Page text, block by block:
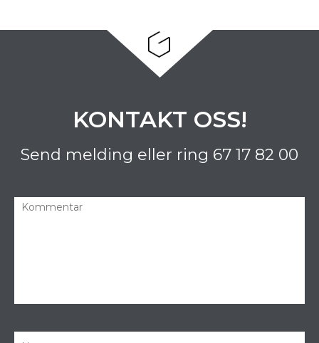
KONTAKT OSS!
Send melding eller ring 67 17 82 00